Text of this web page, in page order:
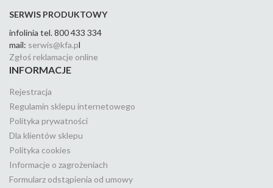
SERWIS PRODUKTOWY
infolinia tel. 800 433 334
mail: serwis@kfa.pl
Zgłoś reklamacje online
INFORMACJE
Rejestracja
Regulamin sklepu internetowego
Polityka prywatności
Dla klientów sklepu
Polityka cookies
Informacje o zagrożeniach
Formularz odstąpienia od umowy